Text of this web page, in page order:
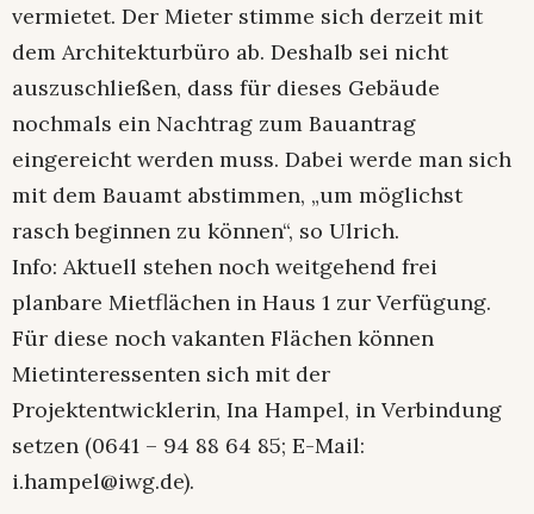
vermietet. Der Mieter stimme sich derzeit mit
dem Architekturbüro ab. Deshalb sei nicht
auszuschließen, dass für dieses Gebäude
nochmals ein Nachtrag zum Bauantrag
eingereicht werden muss. Dabei werde man sich
mit dem Bauamt abstimmen, „um möglichst
rasch beginnen zu können“, so Ulrich.
Info: Aktuell stehen noch weitgehend frei
planbare Mietflächen in Haus 1 zur Verfügung.
Für diese noch vakanten Flächen können
Mietinteressenten sich mit der
Projektentwicklerin, Ina Hampel, in Verbindung
setzen (0641 – 94 88 64 85; E-Mail:
i.hampel@iwg.de).